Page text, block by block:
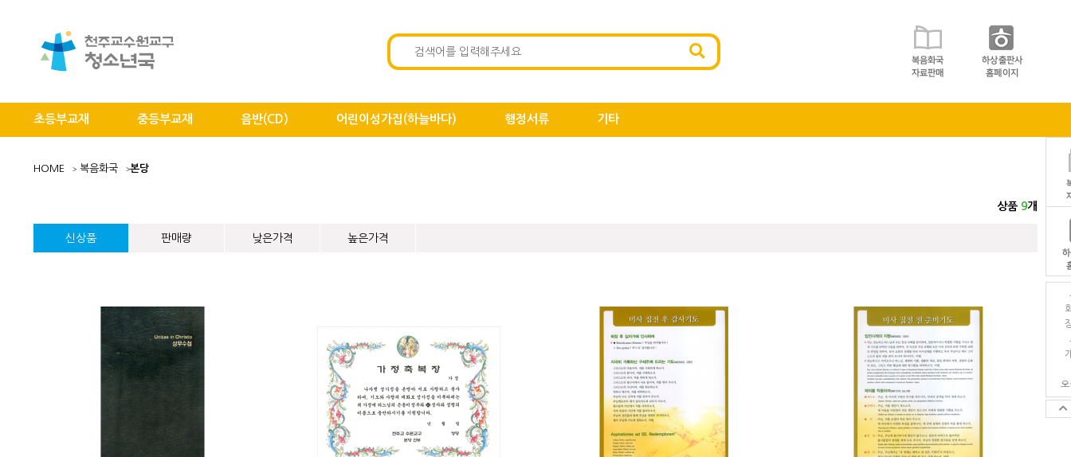
초등부교재 중등부교재 음반(CD) 어린이성가집(하늘바다) 행정서류 기타
오
HOME 복음화국 본당
상품 9개
신상품 판매량 낮은가격 높은가격